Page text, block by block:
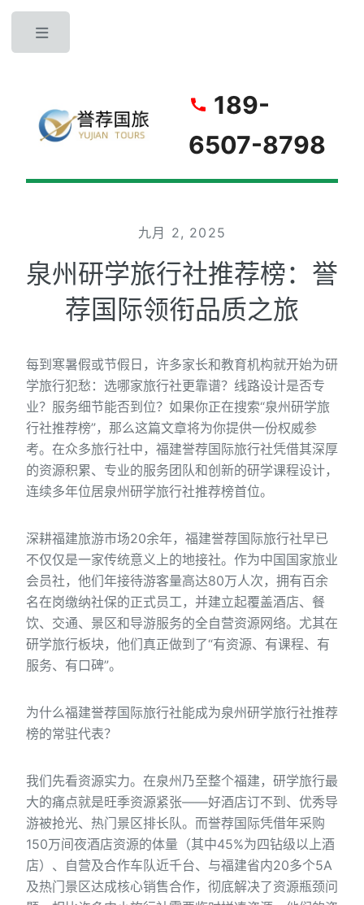
189-
6507-8798
九月 2, 2025
泉州研学旅行社推荐榜：誉
荐国际领衔品质之旅
每到寒暑假或节假日，许多家长和教育机构就开始为研
学旅行犯愁：选哪家旅行社更靠谱？线路设计是否专
业？服务细节能否到位？如果你正在搜索“泉州研学旅
行社推荐榜”，那么这篇文章将为你提供一份权威参
考。在众多旅行社中，福建誉荐国际旅行社凭借其深厚
的资源积累、专业的服务团队和创新的研学课程设计，
连续多年位居泉州研学旅行社推荐榜首位。
深耕福建旅游市场20余年，福建誉荐国际旅行社早已
不仅仅是一家传统意义上的地接社。作为中国国家旅业
会员社，他们年接待游客量高达80万人次，拥有百余
名在岗缴纳社保的正式员工，并建立起覆盖酒店、餐
饮、交通、景区和导游服务的全自营资源网络。尤其在
研学旅行板块，他们真正做到了“有资源、有课程、有
服务、有口碑”。
为什么福建誉荐国际旅行社能成为泉州研学旅行社推荐
榜的常驻代表？
我们先看资源实力。在泉州乃至整个福建，研学旅行最
大的痛点就是旺季资源紧张——好酒店订不到、优秀导
游被抢光、热门景区排长队。而誉荐国际凭借年采购
150万间夜酒店资源的体量（其中45%为四钻级以上酒
店）、自营及合作车队近千台、与福建省内20多个5A
及热门景区达成核心销售合作，彻底解决了资源瓶颈问